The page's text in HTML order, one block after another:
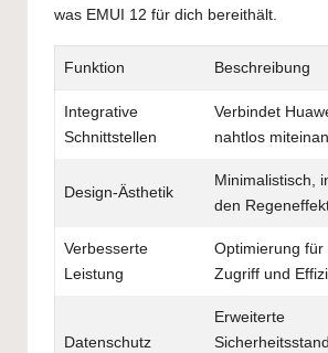
was EMUI 12 für dich bereithält.
Funktion Beschreibung
Integrative
Schnittstellen
Verbindet
nahtlos
Design-Ästhetik
Minimalistisch,
den
Verbesserte
Leistung
Optimierung für
Zugriff und
Datenschutz
Erweiterte